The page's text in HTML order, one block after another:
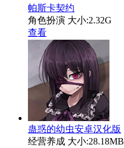
帕斯卡契约
角色扮演 大小:2.32G
查看
蛊惑的幼虫安卓汉化版
经营养成 大小:28.18MB